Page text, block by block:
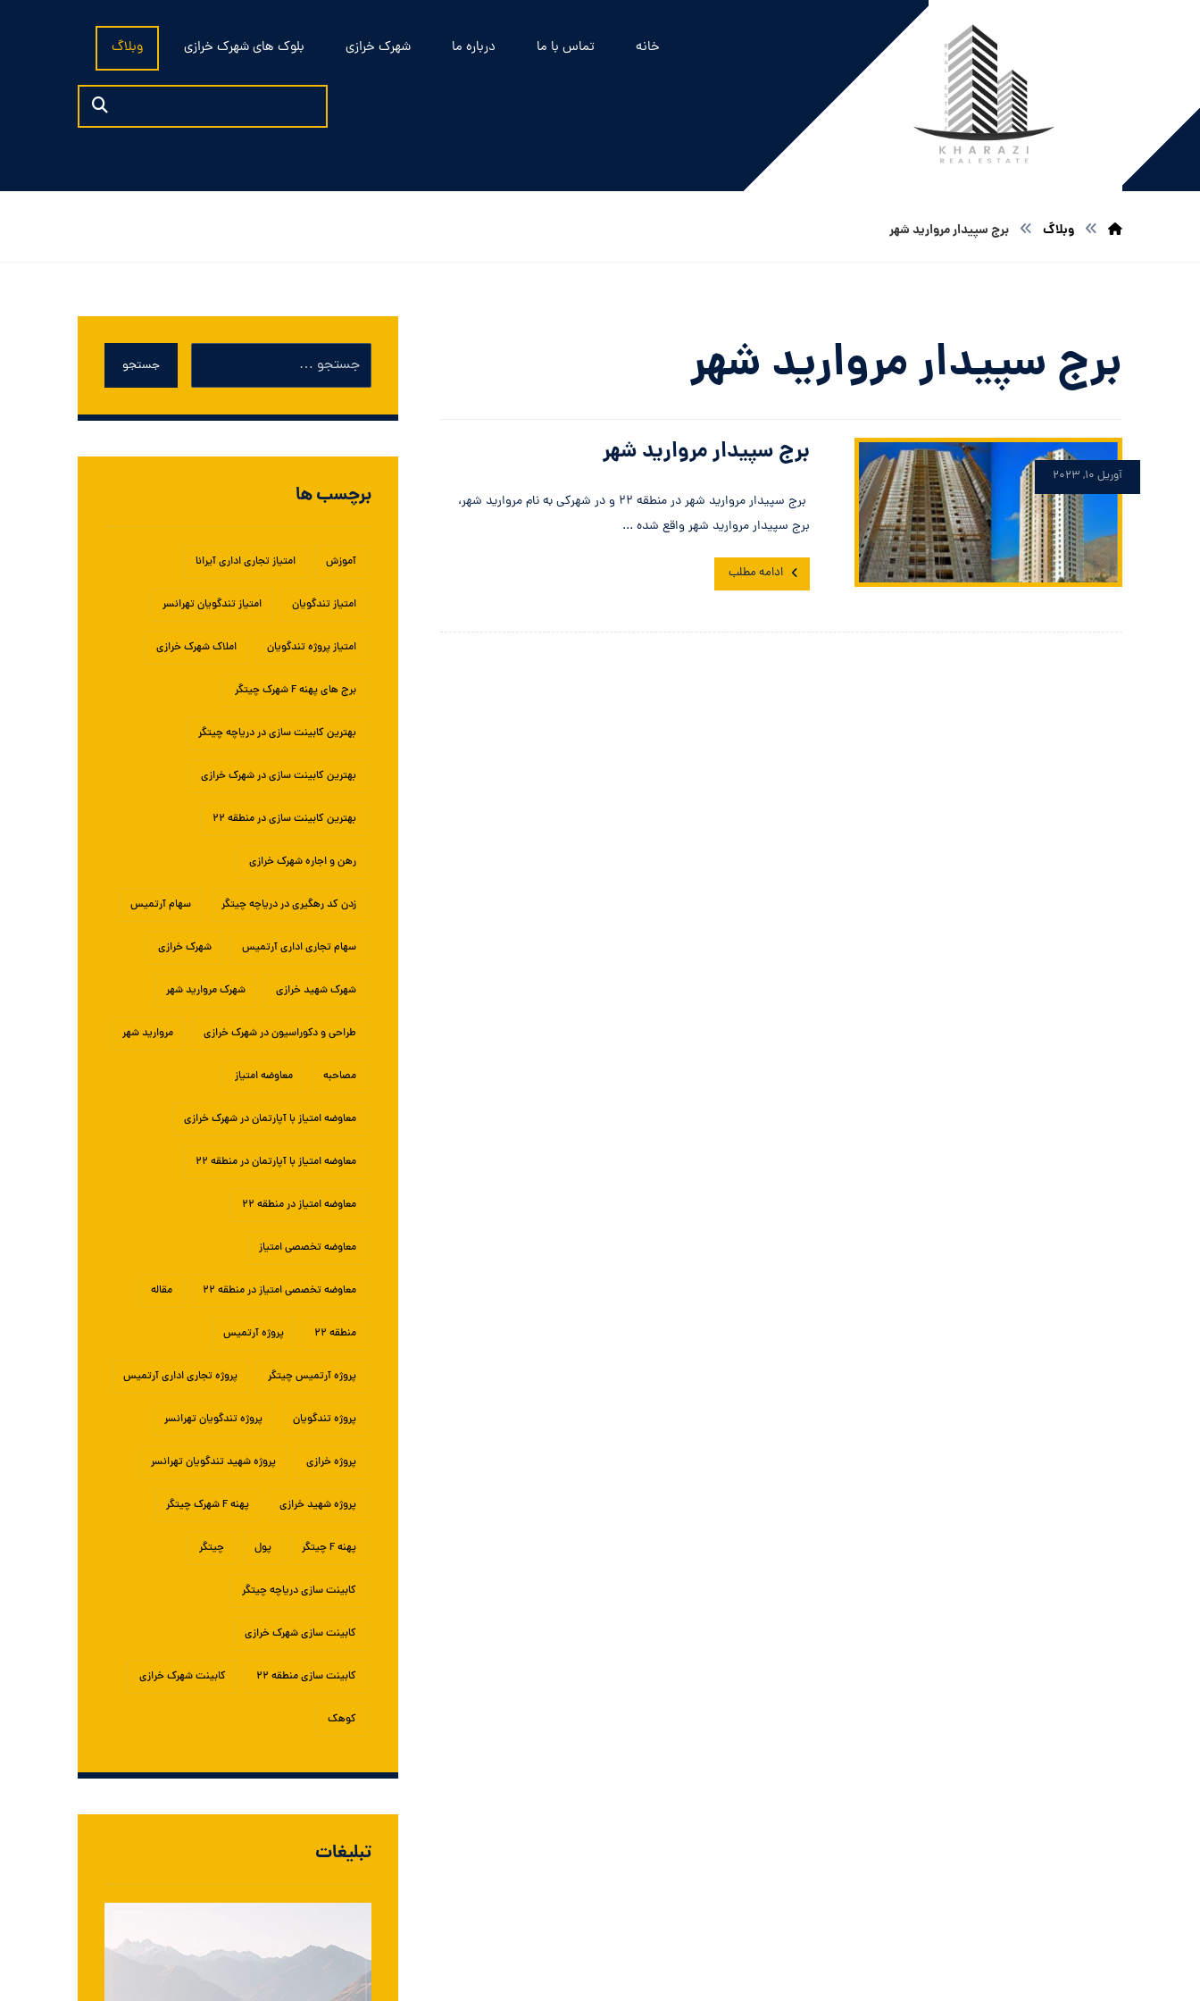
خانه تماس با ما درباره ما شهرک خرازی بلوک های شهرک خرازی وبلاگ
وبلاگ برج سپیدار مروارید شهر
برج سپیدار مروارید شهر
برج سپیدار مروارید شهر
آوریل ۱۰, ۲۰۲۳
برج سپیدار مروارید شهر در منطقه ۲۲ و در شهرکی به نام مروارید شهر،
برج سپیدار مروارید شهر واقع شده ...
ادامه مطلب
جستجو
برچسب ها
آموزش امتیاز تجاری اداری آیرانا
امتیاز تندگویان امتیاز تندگویان تهرانسر
امتیاز پروژه تندگویان املاک شهرک خرازی
برج های پهنه F شهرک چیتگر
بهترین کابینت سازی در دریاچه چیتگر
بهترین کابینت سازی در شهرک خرازی
بهترین کابینت سازی در منطقه ۲۲
رهن و اجاره شهرک خرازی
زدن کد رهگیری در دریاچه چیتگر سهام آرتمیس
سهام تجاری اداری آرتمیس شهرک خرازی
شهرک شهید خرازی شهرک مروارید شهر
طراحی و دکوراسیون در شهرک خرازی مروارید شهر
مصاحبه معاوضه امتیاز
معاوضه امتیاز با آپارتمان در شهرک خرازی
معاوضه امتیاز با آپارتمان در منطقه ۲۲
معاوضه امتیاز در منطقه ۲۲
معاوضه تخصصی امتیاز
معاوضه تخصصی امتیاز در منطقه ۲۲ مقاله
منطقه ۲۲ پروژه آرتمیس
پروژه آرتمیس چیتگر پروژه تجاری اداری آرتمیس
پروژه تندگویان پروژه تندگویان تهرانسر
پروژه خرازی پروژه شهید تندگویان تهرانسر
پروژه شهید خرازی پهنه F شهرک چیتگر
پهنه F چیتگر پول چیتگر
کابینت سازی دریاچه چیتگر
کابینت سازی شهرک خرازی
کابینت سازی منطقه ۲۲ کابینت شهرک خرازی
کوهک
تبلیغات